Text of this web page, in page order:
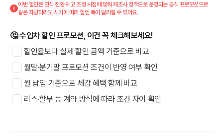
이번 할인은 연식 전환·재고 조정 시점에 맞춰 제조사 정책으로 운영되는 공식 프로모션으로
같은 차량이라도 시기에 따라 할인 폭이 달라질 수 있어요.
🤔 수입차 할인 프로모션, 이건 꼭 체크해보세요!
할인율보다 실제 할인 금액 기준으로 비교
월말·분기말 프로모션 조건이 반영 여부 확인
월 납입 기준으로 체감 혜택 함께 비교
리스·할부 등 계약 방식에 따라 조건 차이 확인